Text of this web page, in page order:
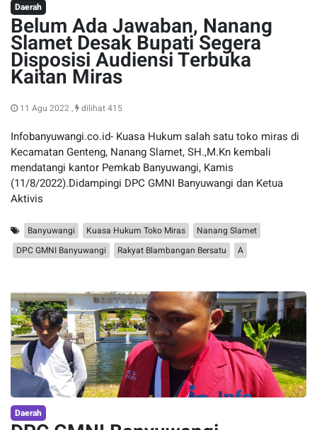
Daerah
Belum Ada Jawaban, Nanang
Slamet Desak Bupati Segera
Disposisi Audiensi Terbuka
Kaitan Miras
11 Agu 2022 , dilihat 415
Infobanyuwangi.co.id- Kuasa Hukum salah satu toko miras di
Kecamatan Genteng, Nanang Slamet, SH.,M.Kn kembali
mendatangi kantor Pemkab Banyuwangi, Kamis
(11/8/2022).Didampingi DPC GMNI Banyuwangi dan Ketua
Aktivis
Banyuwangi Kuasa Hukum Toko Miras
Nanang Slamet
DPC GMNI Banyuwangi
Rakyat Blambangan Bersatu A
Daerah